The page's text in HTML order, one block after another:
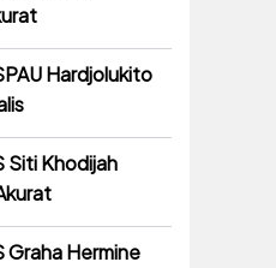
Hardjolukito
Siti Khodijah
Graha Hermine